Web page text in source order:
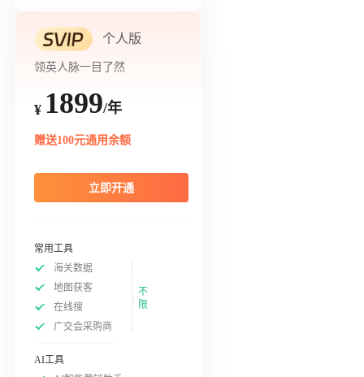
个人版
领英人脉一目了然
¥ 1899/年
赠送100元通用余额
立即开通
常用工具
海关数据
地图获客
在线搜
广交会采购商
不
限
AI工具